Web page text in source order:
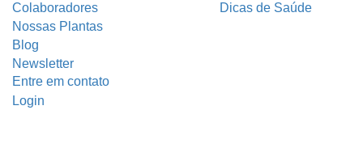
Colaboradores
Dicas de Saúde
Nossas Plantas
Blog
Newsletter
Entre em contato
Login